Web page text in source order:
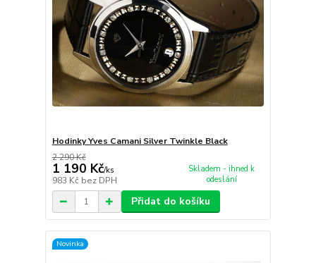
Hodinky Yves Camani Silver Twinkle Black
2 290 Kč
1 190 Kč/ks
983 Kč bez DPH
Skladem - ihned k
odeslání
Přidat do košíku
Novinka